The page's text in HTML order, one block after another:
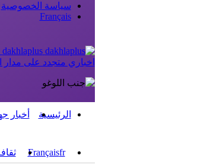
سياسة الخصوصية
Français
اخباري متجدد على مدار
الرئيسية أخبار
Françaisfr